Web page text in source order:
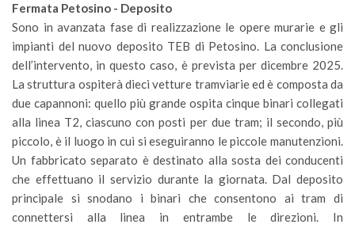
Fermata Petosino - Deposito
Sono in avanzata fase di realizzazione le opere murarie e gli
impianti del nuovo deposito TEB di Petosino. La conclusione
dell’intervento, in questo caso, è prevista per dicembre 2025.
La struttura ospiterà dieci vetture tramviarie ed è composta da
due capannoni: quello più grande ospita cinque binari collegati
alla linea T2, ciascuno con posti per due tram; il secondo, più
piccolo, è il luogo in cui si eseguiranno le piccole manutenzioni.
Un fabbricato separato è destinato alla sosta dei conducenti
che effettuano il servizio durante la giornata. Dal deposito
principale si snodano i binari che consentono ai tram di
connettersi alla linea in entrambe le direzioni. In